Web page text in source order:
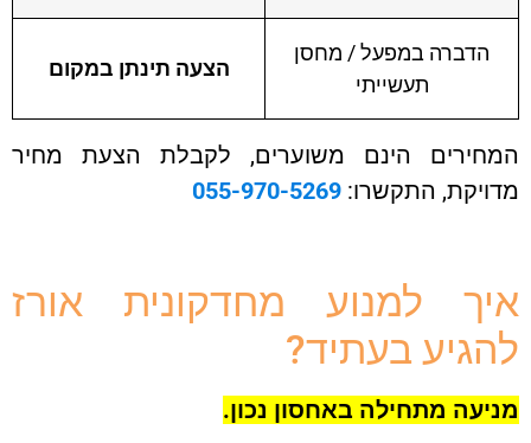
הדברה במפעל / מחסן
תעשייתי
הצעה תינתן במקום
הינם משוערים, לקבלת הצעת מחיר
התקשרו:055-970-5269
למנוע מחדקונית אורז
בעתיד?
מתחילה באחסון נכון.